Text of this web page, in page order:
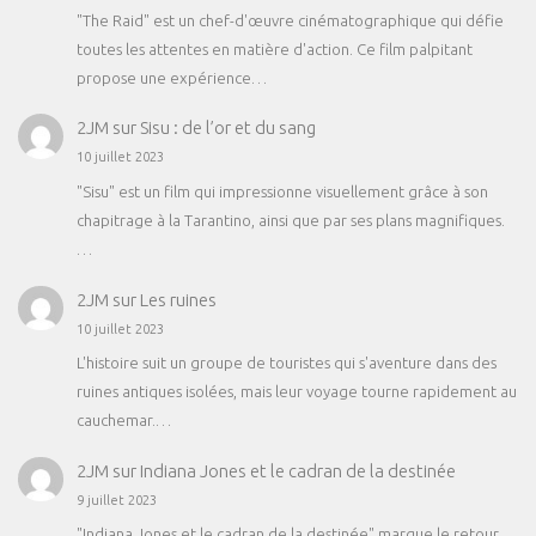
"The Raid" est un chef-d'œuvre cinématographique qui défie
toutes les attentes en matière d'action. Ce film palpitant
propose une expérience…
2JM sur Sisu : de l’or et du sang
10 juillet 2023
"Sisu" est un film qui impressionne visuellement grâce à son
chapitrage à la Tarantino, ainsi que par ses plans magnifiques.
2JM sur Les ruines
10 juillet 2023
L'histoire suit un groupe de touristes qui s'aventure dans des
ruines antiques isolées, mais leur voyage tourne rapidement au
cauchemar.…
2JM sur Indiana Jones et le cadran de la destinée
9 juillet 2023